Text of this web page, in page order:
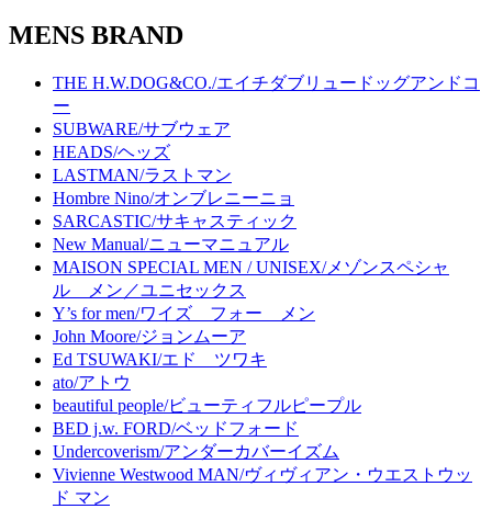
MENS BRAND
THE H.W.DOG&CO./エイチダブリュードッグアンドコ
ー
SUBWARE/サブウェア
HEADS/ヘッズ
LASTMAN/ラストマン
Hombre Nino/オンブレニーニョ
SARCASTIC/サキャスティック
New Manual/ニューマニュアル
MAISON SPECIAL MEN / UNISEX/メゾンスペシャ
ル メン／ユニセックス
Y’s for men/ワイズ フォー メン
John Moore/ジョンムーア
Ed TSUWAKI/エド ツワキ
ato/アトウ
beautiful people/ビューティフルピープル
BED j.w. FORD/ベッドフォード
Undercoverism/アンダーカバーイズム
Vivienne Westwood MAN/ヴィヴィアン・ウエストウッ
ド マン